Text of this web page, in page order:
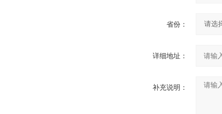
省份：
详细地址：
补充说明：